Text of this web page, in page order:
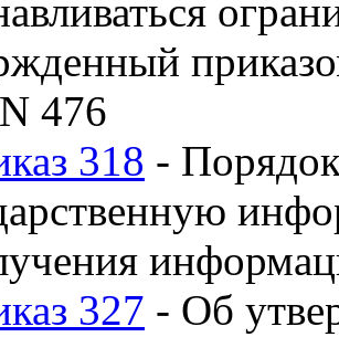
476
318 -
327 - Об